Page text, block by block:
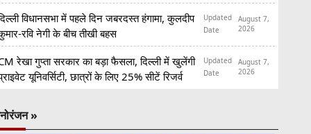
विधानसभा में पहले दिन जबरदस्त हंगामा, कुलदीप
रवि नेगी के बीच तीखी बहस
Updated
Date
August 7,
2026
रेखा गुप्ता सरकार का बड़ा फैसला, दिल्ली में खुलेंगी
यूनिवर्सिटी, छात्रों के लिए 25% सीटें रिजर्व
Updated
Date
August 7,
2026
»